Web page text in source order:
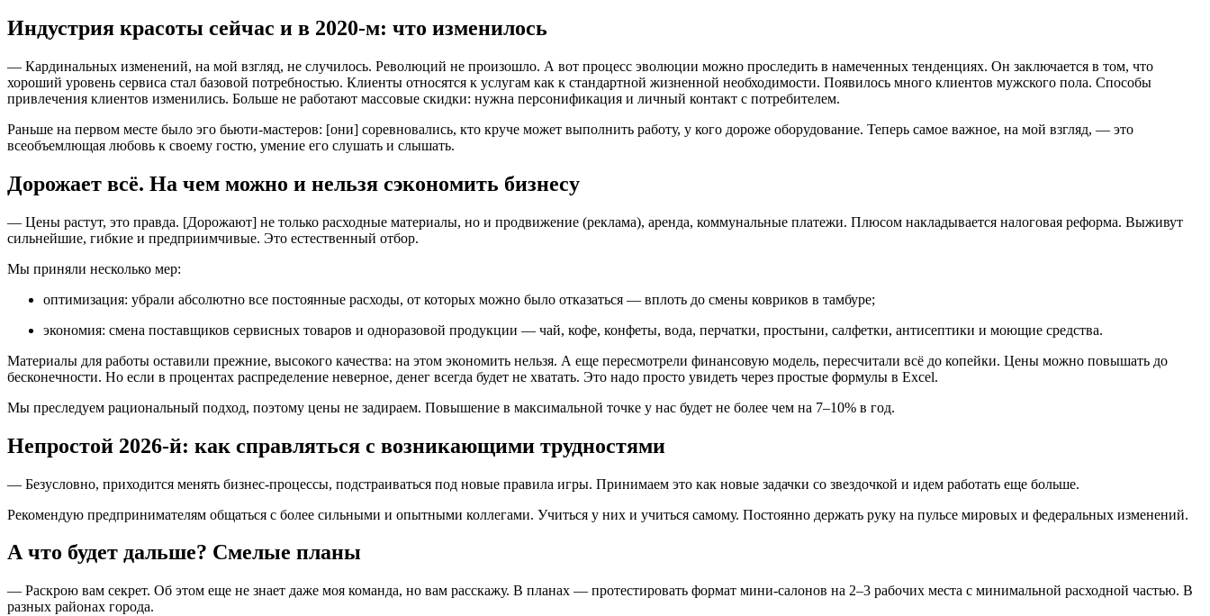
Индустрия красоты сейчас и в 2020-м: что изменилось
— Кардинальных изменений, на мой взгляд, не случилось. Революций не произошло. А вот процесс эволюции можно проследить в намеченных тенденциях. Он заключается в том, что
хороший уровень сервиса стал базовой потребностью. Клиенты относятся к услугам как к стандартной жизненной необходимости. Появилось много клиентов мужского пола. Способы
привлечения клиентов изменились. Больше не работают массовые скидки: нужна персонификация и личный контакт с потребителем.
Раньше на первом месте было эго бьюти-мастеров: [они] соревновались, кто круче может выполнить работу, у кого дороже оборудование. Теперь самое важное, на мой взгляд, — это
всеобъемлющая любовь к своему гостю, умение его слушать и слышать.
Дорожает всё. На чем можно и нельзя сэкономить бизнесу
— Цены растут, это правда. [Дорожают] не только расходные материалы, но и продвижение (реклама), аренда, коммунальные платежи. Плюсом накладывается налоговая реформа. Выживут
сильнейшие, гибкие и предприимчивые. Это естественный отбор.
Мы приняли несколько мер:
оптимизация: убрали абсолютно все постоянные расходы, от которых можно было отказаться — вплоть до смены ковриков в тамбуре;
экономия: смена поставщиков сервисных товаров и одноразовой продукции — чай, кофе, конфеты, вода, перчатки, простыни, салфетки, антисептики и моющие средства.
Материалы для работы оставили прежние, высокого качества: на этом экономить нельзя. А еще пересмотрели финансовую модель, пересчитали всё до копейки. Цены можно повышать до
бесконечности. Но если в процентах распределение неверное, денег всегда будет не хватать. Это надо просто увидеть через простые формулы в Excel.
Мы преследуем рациональный подход, поэтому цены не задираем. Повышение в максимальной точке у нас будет не более чем на 7–10% в год.
Непростой 2026-й: как справляться с возникающими трудностями
— Безусловно, приходится менять бизнес-процессы, подстраиваться под новые правила игры. Принимаем это как новые задачки со звездочкой и идем работать еще больше.
Рекомендую предпринимателям общаться с более сильными и опытными коллегами. Учиться у них и учиться самому. Постоянно держать руку на пульсе мировых и федеральных изменений.
А что будет дальше? Смелые планы
— Раскрою вам секрет. Об этом еще не знает даже моя команда, но вам расскажу. В планах — протестировать формат мини-салонов на 2–3 рабочих места с минимальной расходной частью. В
разных районах города.